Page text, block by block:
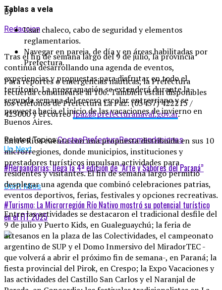
Tablas a vela
Usar chaleco, cabo de seguridad y elementos
reglamentarios.
Navegar en pareja, de día y en áreas habilitadas por
Prefectura.
Para reportes o emergencias náuticas, la Prefectura
recuerda comunicarse al 106. También están disponibles
los teléfonos de Prefectura La Paz: (03437) 422215 /
423000 y el correolpaz@prefecturanaval.gov.ar.
Related Topics:CostasPrefecturaRecomendaciones
Up Next
#Hernandarias: llega la 4ª edición de “Arte y Sabores del Paraná”
Don't Miss
#Turismo: La Microrregión Río Nativo mostró su potencial turístico
en el FIT 2025
By
Redaccion
Tras el fin de semana largo del 9 de julio, la provincia
continúa desarrollando una agenda de eventos,
experiencias y propuestas para disfrutar en todo el
territorio. La programación se extenderá durante la
segunda semana del receso escolar entrerriano y se
proyecta hacia el inicio de las vacaciones de invierno en
Buenos Aires.
Entre Ríos cuenta con una propuesta distribuida en sus 10
microrregiones, donde municipios, instituciones y
prestadores turísticos impulsan actividades para
residentes y visitantes. El fin de semana largo permitió
desplegar una agenda que combinó celebraciones patrias,
eventos deportivos, ferias, festivales y opciones recreativas.
Entre las actividades se destacaron el tradicional desfile del
9 de julio y Puerto Kids, en Gualeguaychú; la feria de
artesanos en la plaza de las Colectividades, el campeonato
argentino de SUP y el Domo Inmersivo del MiradorTEC -
que volverá a abrir el próximo fin de semana-, en Paraná; la
fiesta provincial del Pirok, en Crespo; la Expo Vacaciones y
las actividades del Castillo San Carlos y el Naranjal de